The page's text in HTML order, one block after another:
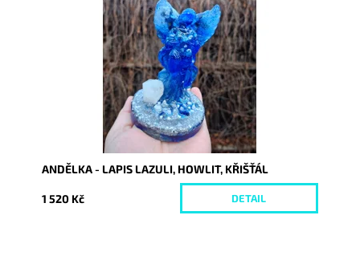
Vyprodáno
10510
ANDĚLKA - LAPIS LAZULI, HOWLIT, KŘIŠŤÁL
1 520 Kč DETAIL